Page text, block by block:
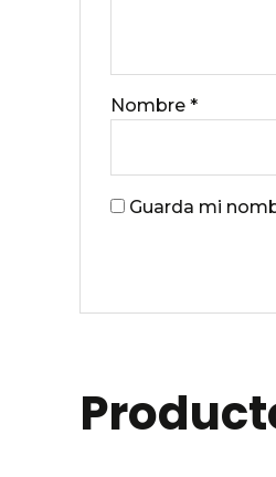
Nombre *
Guarda mi